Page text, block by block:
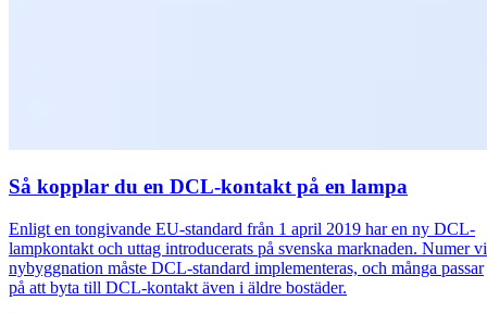
Så kopplar du en DCL-kontakt på en lampa
Enligt en tongivande EU-standard från 1 april 2019 har en ny DCL-
lampkontakt och uttag introducerats på svenska marknaden. Numer
nybyggnation måste DCL-standard implementeras, och många passar
på att byta till DCL-kontakt även i äldre bostäder.